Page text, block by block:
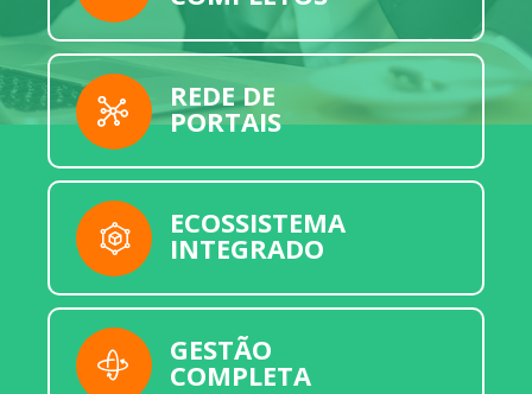
REDE DE
PORTAIS
ECOSSISTEMA
INTEGRADO
GESTÃO
COMPLETA